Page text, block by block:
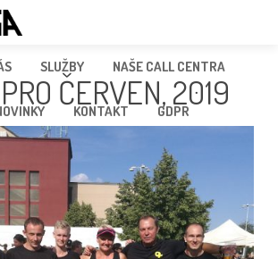
SLUŽBY NAŠE CALL CENTRA
KONTAKT GDPR
ČERVEN, 2019